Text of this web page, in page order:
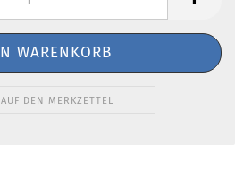
AUF DEN MERKZETTEL